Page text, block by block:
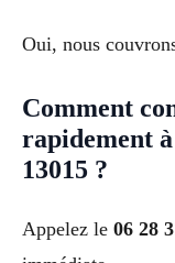
Oui, nous
Comment
rapidement
13015 ?
Appelez le 06 28